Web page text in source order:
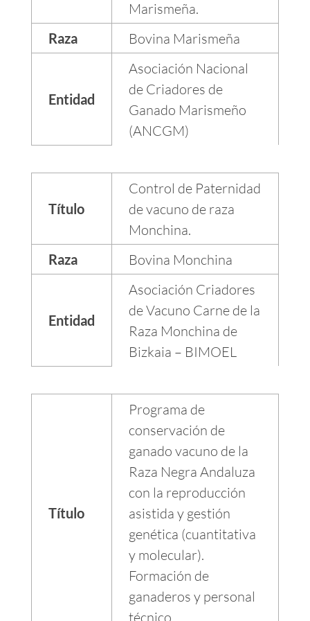
Marismeña.
Raza
Bovina Marismeña
Entidad
Asociación Nacional
de Criadores de
Ganado Marismeño
(ANCGM)
Título
Control de Paternidad
de vacuno de raza
Monchina.
Raza
Bovina Monchina
Entidad
Asociación Criadores
de Vacuno Carne de la
Raza Monchina de
Bizkaia – BIMOEL
Título
Programa de
conservación de
ganado vacuno de la
Raza Negra Andaluza
con la reproducción
asistida y gestión
genética (cuantitativa
y molecular).
Formación de
ganaderos y personal
técnico